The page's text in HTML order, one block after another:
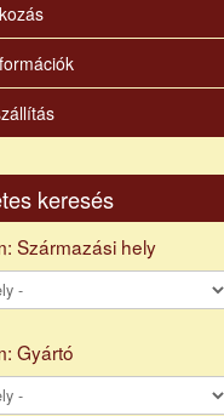
keresés
Származási hely
Gyártó